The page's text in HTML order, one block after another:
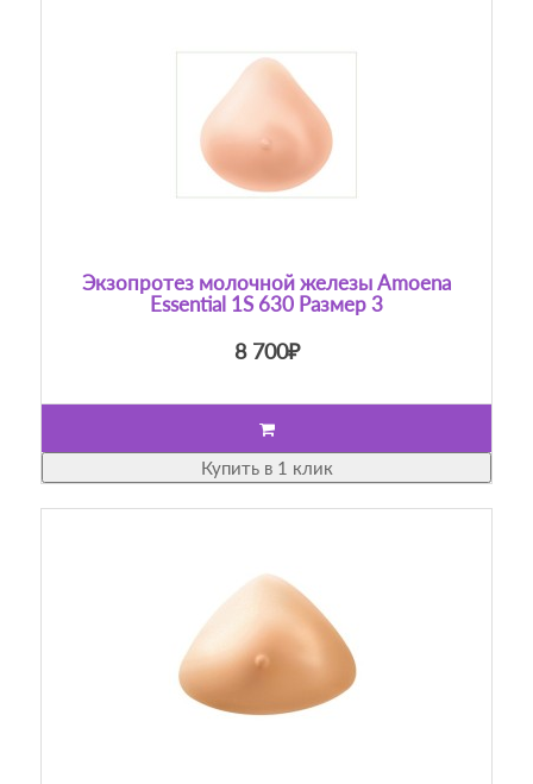
Экзопротез молочной железы Amoena
Essential 1S 630 Размер 3
8 700₽
Купить в 1 клик